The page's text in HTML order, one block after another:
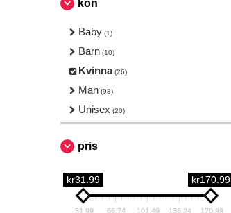
kön
Baby (1)
Barn (10)
Kvinna (26)
Man (98)
Unisex (20)
pris
kr31.99 kr170.99
31.99 66.74 101.49 136.24 170.99